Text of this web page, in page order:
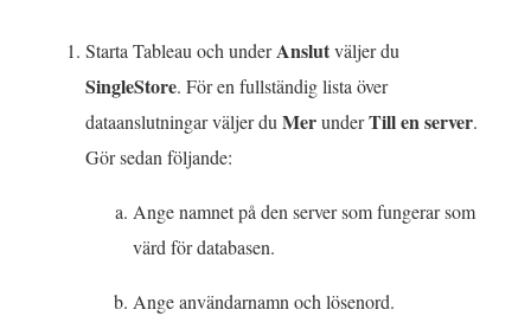
p
p
n
t
Starta Tableau och underAnslutväljer du
SingleStore. För en fullständig lista över
dataanslutningar väljer duMerunderTill en server.
Gör sedan följande:
Ange namnet på den server som fungerar som
värd för databasen.
Ange användarnamn och lösenord.